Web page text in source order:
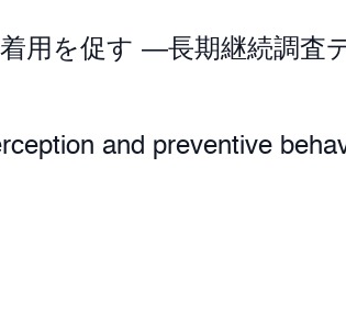
用を促す ―長期継続調査
and preventive